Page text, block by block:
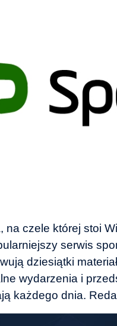
na czele której stoi
serwis
dziesiątki
wydarzenia i
każdego dnia.